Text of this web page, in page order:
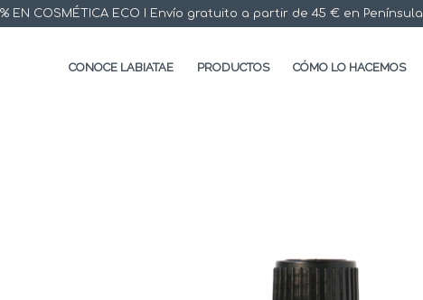
EN COSMÉTICA ECO I Envío gratuito a partir de 45 € en Península
CONOCE LABIATAE PRODUCTOS CÓMO LO HACEMOS